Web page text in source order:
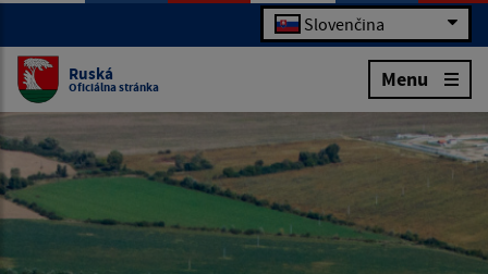
Slovenčina
Ruská
Oficiálna stránka Menu